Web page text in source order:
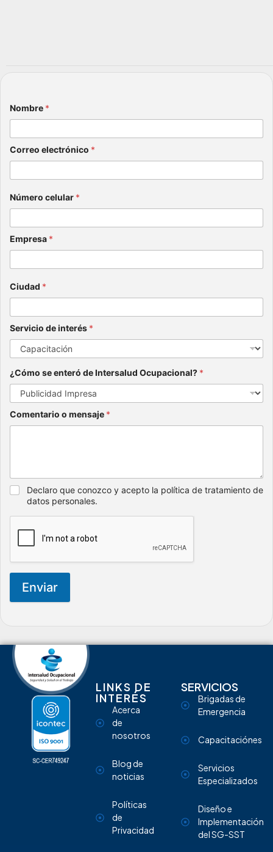
Nombre *
Correo electrónico *
Número celular *
Empresa *
Ciudad *
Servicio de interés *
¿Cómo se enteró de Intersalud Ocupacional? *
Comentario o mensaje *
Declaro que conozco y acepto la política de tratamiento de
datos personales.
Enviar
LINKS DE
INTERÉS
Acerca
de
nosotros
Blog de
noticias
Políticas
de
Privacidad
SERVICIOS
Brigadas de
Emergencia
Capacitaciónes
Servicios
Especializados
Diseño e
Implementación
del SG-SST